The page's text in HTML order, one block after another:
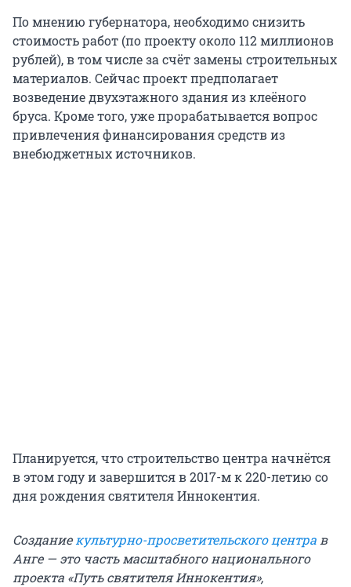
По мнению губернатора, необходимо снизить
стоимость работ (по проекту около 112 миллионов
рублей), в том числе за счёт замены строительных
материалов. Сейчас проект предполагает
возведение двухэтажного здания из клеёного
бруса. Кроме того, уже прорабатывается вопрос
привлечения финансирования средств из
внебюджетных источников.
Планируется, что строительство центра начнётся
в этом году и завершится в 2017-м к 220-летию со
дня рождения святителя Иннокентия.
Создание культурно-просветительского центра в
Анге — это часть масштабного национального
проекта «Путь святителя Иннокентия»,